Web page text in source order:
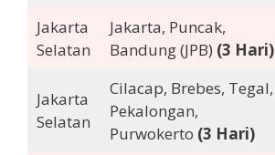
Jakarta
Selatan
Jakarta, Puncak,
Bandung (JPB) (3 Hari)
Jakarta
Selatan
Cilacap, Brebes, Tegal,
Pekalongan,
Purwokerto (3 Hari)